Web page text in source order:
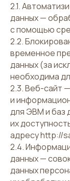
2.1.
данных —
с помощью
2.2.
временное
данных (за
необходима
2.3. Веб-сайт
и
для ЭВМ и баз
их
адресуhttp://
2.4.
данных —
данных